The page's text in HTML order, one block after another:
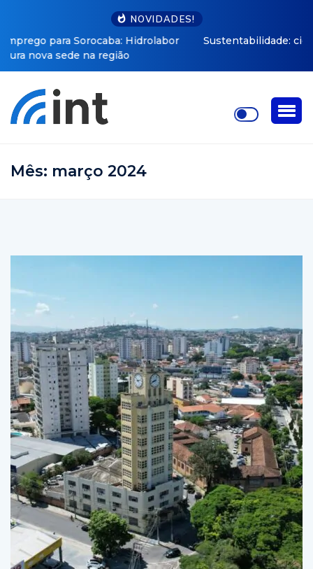
NOVIDADES!
Sustentabilidade: cidades do interior paulista que lideram
a transição verde
Mês: março 2024